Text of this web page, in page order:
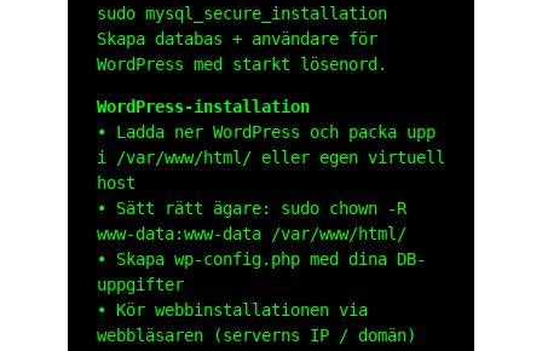
sudo mysql_secure_installation
Skapa databas + användare för
WordPress med starkt lösenord.
WordPress-installation
• Ladda ner WordPress och packa upp
i
/var/www/html/ eller egen virtuell
host
• Sätt rätt ägare: sudo chown -R
www-data:www-data /var/www/html/
• Skapa wp-config.php med dina DB-
uppgifter
• Kör webbinstallationen via
webbläsaren (serverns IP / domän)